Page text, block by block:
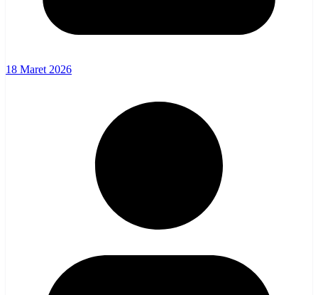
18 Maret 2026